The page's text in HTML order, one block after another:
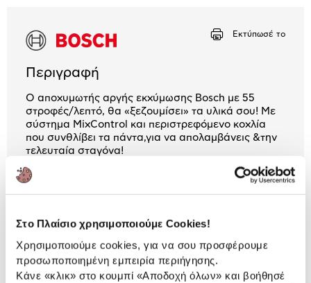
Στο Πλαίσιο χρησιμοποιούμε Cookies!
Χρησιμοποιούμε cookies, για να σου προσφέρουμε
προσωποποιημένη εμπειρία περιήγησης.
Κάνε «κλικ» στο κουμπί «Αποδοχή όλων» και βοήθησέ
Εκτύπωσέ το
Περιγραφή
Ο αποχυμωτής αργής εκχύμωσης Bosch με 55
στροφές/λεπτό, θα «ξεζουμίσει» τα υλικά σου! Με
σύστημα MixControl και περιστρεφόμενο κοχλία
που συνθλίβει τα πάντα,για να απολαμβάνεις &την
τελευταία σταγόνα!
Πληροφορίες
Χαρακτηριστικά
Τύπος:
Αποχυμωτής αργής
σύνθλιψης